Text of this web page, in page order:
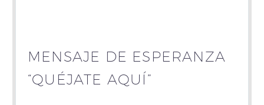
MENSAJE DE ESPERANZA
“QUÉJATE AQUÍ”